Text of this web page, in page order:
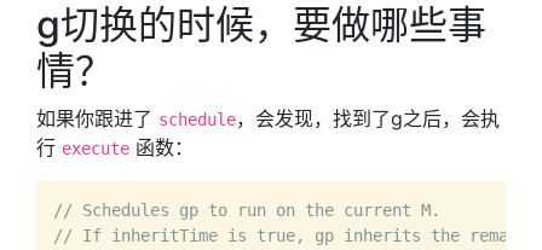
g切换的时候，要做哪些事
情？
如果你跟进了 schedule，会发现，找到了g之后，会执
行 execute 函数：
// Schedules gp to run on the current M.
// If inheritTime is true, gp inherits the